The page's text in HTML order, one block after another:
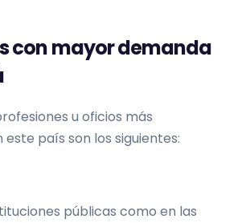
con mayor demanda
u oficios más
país son los siguientes:
públicas como en las